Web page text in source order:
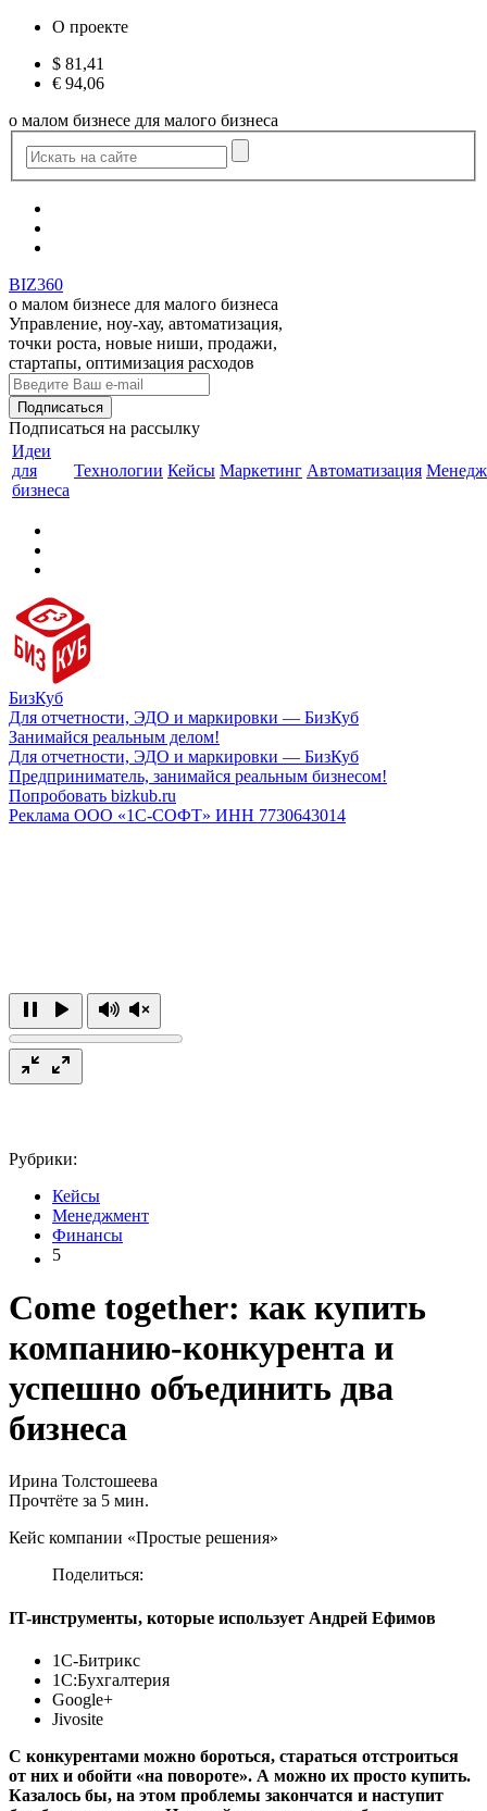
О проекте
$ 81,41
€ 94,06
о малом бизнесе для малого бизнеса
BIZ360
о малом бизнесе для малого бизнеса
Управление, ноу-хау, автоматизация,
точки роста, новые ниши, продажи,
стартапы, оптимизация расходов
Подписаться на рассылку
Идеи
для
бизнеса
Технологии Кейсы Маркетинг Автоматизация
БизКуб
Для отчетности, ЭДО и маркировки — БизКуб
Занимайся реальным делом!
Для отчетности, ЭДО и маркировки — БизКуб
Предприниматель, занимайся реальным бизнесом!
Попробовать bizkub.ru
Реклама ООО «1С-СОФТ» ИНН 7730643014
Рубрики:
Кейсы
Менеджмент
Финансы
5
Come together: как купить
компанию-конкурента и
успешно объединить два
бизнеса
Ирина Толстошеева
Прочтёте за 5 мин.
Кейс компании «Простые решения»
Поделиться:
IT-инструменты, которые использует Андрей Ефимов
1С-Битрикс
1С:Бухгалтерия
Google+
Jivosite
С конкурентами можно бороться, стараться отстроиться
от них и обойти «на повороте». А можно их просто купить.
Казалось бы, на этом проблемы закончатся и наступит